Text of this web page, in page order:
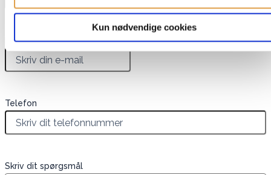
Kun nødvendige cookies
E-mail*
Telefon
Skriv dit spørgsmål